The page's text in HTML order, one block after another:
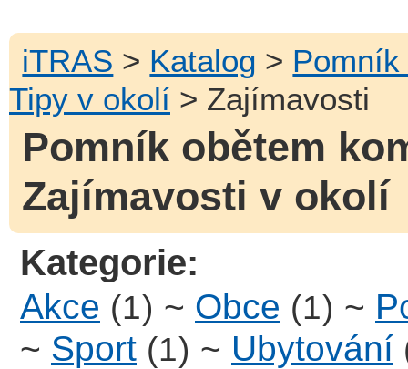
iTRAS > Katalog >
Tipy v okolí > Zajímavosti
Pomník obětem
Zajímavosti v okolí
Kategorie:
Akce (1) ~ Obce (1) ~
~ Sport (1) ~ Ubytování